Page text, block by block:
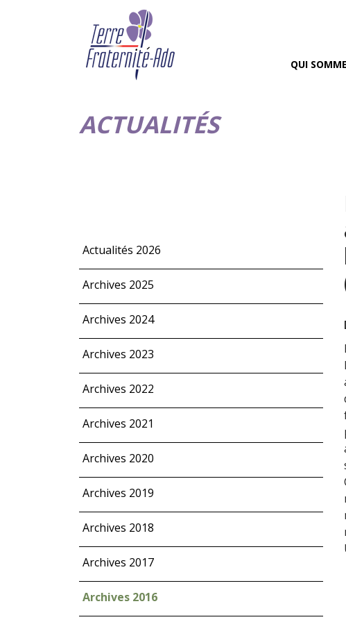
QUI
ACTUALITÉS
Actualités 2026
Archives 2025
Archives 2024
Archives 2023
Archives 2022
Archives 2021
Archives 2020
Archives 2019
Archives 2018
Archives 2017
Archives 2016